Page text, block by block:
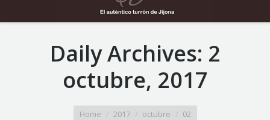
Daily Archives: 2
octubre, 2017
Home 2017 octubre 02